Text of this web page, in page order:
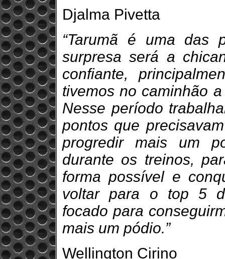
Djalma Pivetta
“Tarumã é uma das
surpresa será a
confiante,
tivemos no caminhão
Nesse período
pontos que
progredir mais um
durante os treinos,
forma possível e
voltar para o top 5
focado para
mais um pódio.”
Wellington Cirino